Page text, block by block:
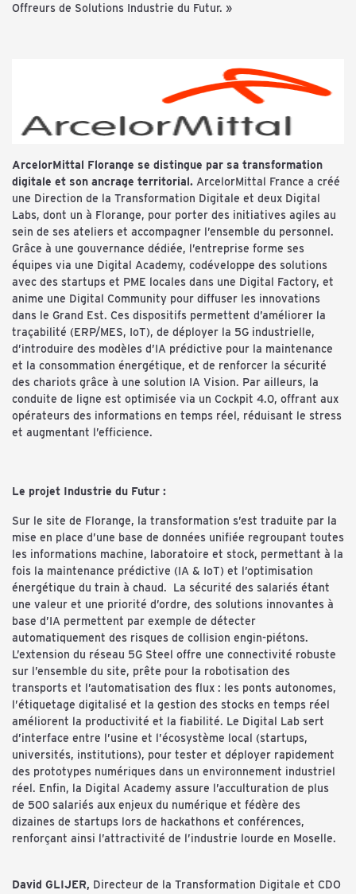
Offreurs de Solutions Industrie du Futur. »
ArcelorMittal Florange se distingue par sa transformation
digitale et son ancrage territorial. ArcelorMittal France a créé
une Direction de la Transformation Digitale et deux Digital
Labs, dont un à Florange, pour porter des initiatives agiles au
sein de ses ateliers et accompagner l’ensemble du personnel.
Grâce à une gouvernance dédiée, l’entreprise forme ses
équipes via une Digital Academy, codéveloppe des solutions
avec des startups et PME locales dans une Digital Factory, et
anime une Digital Community pour diffuser les innovations
dans le Grand Est. Ces dispositifs permettent d’améliorer la
traçabilité (ERP/MES, IoT), de déployer la 5G industrielle,
d’introduire des modèles d’IA prédictive pour la maintenance
et la consommation énergétique, et de renforcer la sécurité
des chariots grâce à une solution IA Vision. Par ailleurs, la
conduite de ligne est optimisée via un Cockpit 4.0, offrant aux
opérateurs des informations en temps réel, réduisant le stress
et augmentant l’efficience.
Le projet Industrie du Futur :
Sur le site de Florange, la transformation s’est traduite par la
mise en place d’une base de données unifiée regroupant toutes
les informations machine, laboratoire et stock, permettant à la
fois la maintenance prédictive (IA & IoT) et l’optimisation
énergétique du train à chaud. La sécurité des salariés étant
une valeur et une priorité d’ordre, des solutions innovantes à
base d’IA permettent par exemple de détecter
automatiquement des risques de collision engin-piétons.
L’extension du réseau 5G Steel offre une connectivité robuste
sur l’ensemble du site, prête pour la robotisation des
transports et l’automatisation des flux : les ponts autonomes,
l’étiquetage digitalisé et la gestion des stocks en temps réel
améliorent la productivité et la fiabilité. Le Digital Lab sert
d’interface entre l’usine et l’écosystème local (startups,
universités, institutions), pour tester et déployer rapidement
des prototypes numériques dans un environnement industriel
réel. Enfin, la Digital Academy assure l’acculturation de plus
de 500 salariés aux enjeux du numérique et fédère des
dizaines de startups lors de hackathons et conférences,
renforçant ainsi l’attractivité de l’industrie lourde en Moselle.
David GLIJER, Directeur de la Transformation Digitale et CDO